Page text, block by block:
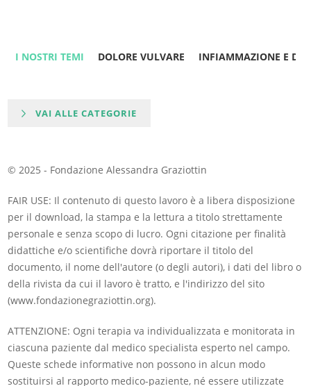
I NOSTRI TEMI DOLORE VULVARE INFIAMMAZIONE E
VAI ALLE CATEGORIE
© 2025 - Fondazione Alessandra Graziottin
FAIR USE: Il contenuto di questo lavoro è a libera disposizione
per il download, la stampa e la lettura a titolo strettamente
personale e senza scopo di lucro. Ogni citazione per finalità
didattiche e/o scientifiche dovrà riportare il titolo del
documento, il nome dell'autore (o degli autori), i dati del libro o
della rivista da cui il lavoro è tratto, e l'indirizzo del sito
(www.fondazionegraziottin.org).
ATTENZIONE: Ogni terapia va individualizzata e monitorata in
ciascuna paziente dal medico specialista esperto nel campo.
Queste schede informative non possono in alcun modo
sostituirsi al rapporto medico-paziente, né essere utilizzate